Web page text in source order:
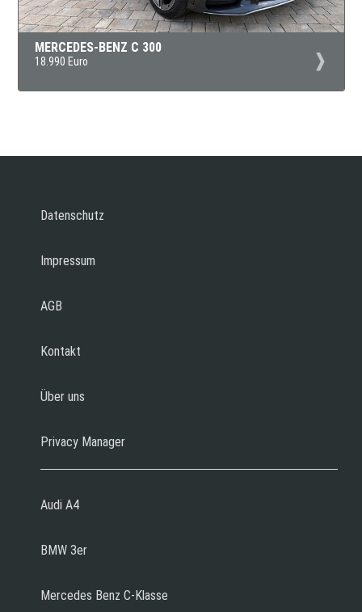
MERCEDES-BENZ C 300
18.990 Euro
Datenschutz
Impressum
AGB
Kontakt
Über uns
Privacy Manager
Audi A4
BMW 3er
Mercedes Benz C-Klasse